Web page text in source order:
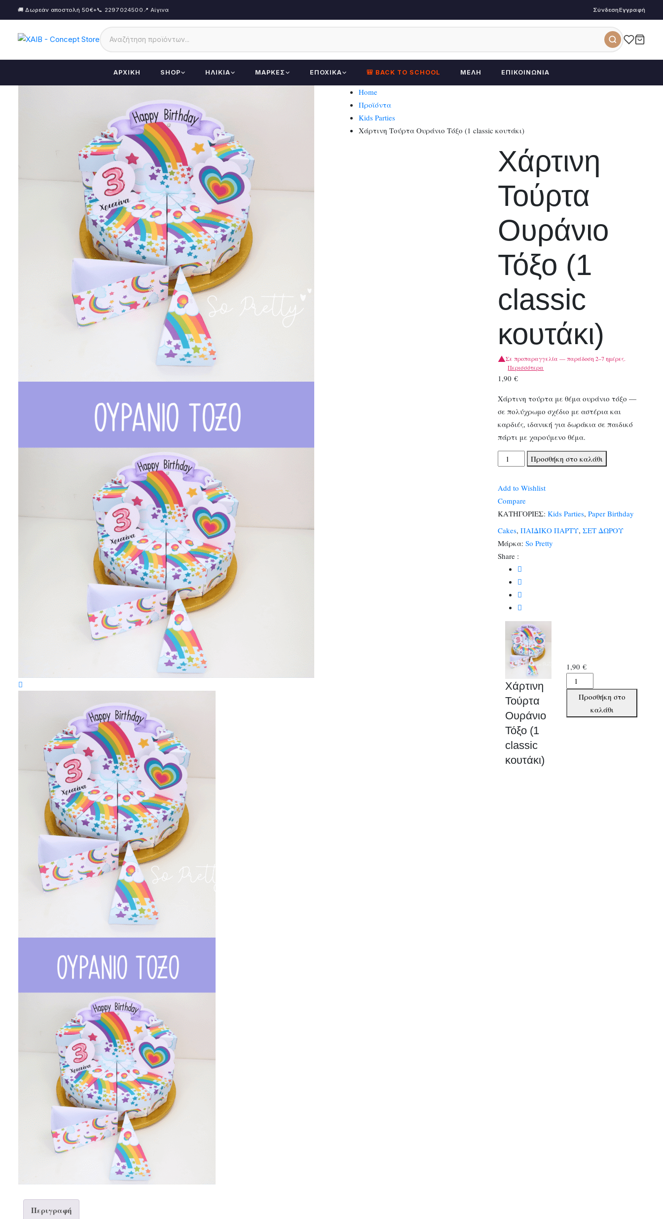
🚚 Δωρεάν αποστολή 50€+📞 2297024500 📍 Αίγινα ΣύνδεσηΕγγραφή
ΑΡΧΙΚΉ SHOP ΗΛΙΚΊΑ ΜΆΡΚΕΣ ΕΠΟΧΙΚΆ 🎒 BACK TO SCHOOL ΜΈΛΗ ΕΠΙΚΟΙΝΩΝΊΑ
Home
Προϊόντα
Kids Parties
Χάρτινη Τούρτα Ουράνιο Τόξο (1 classic κουτάκι)
Χάρτινη
Τούρτα
Ουράνιο
Τόξο (1
classic
κουτάκι)
Σε προπαραγγελία — παράδοση 2–7 ημέρες.
Περισσότερα
1,90€
Χάρτινη τούρτα με θέμα ουράνιο τόξο —
σε πολύχρωμο σχέδιο με αστέρια και
καρδιές, ιδανική για δωράκια σε παιδικό
πάρτι με χαρούμενο θέμα.
Χάρτινη
Τούρτα
κουτάκι)
ποσότητα
Προσθήκη στο καλάθι
Add to Wishlist
Compare
ΚΑΤΗΓΟΡΙΕΣ: Kids Parties,Paper Birthday
Cakes,ΠΑΙΔΙΚΟ ΠΑΡΤΥ,ΣΕΤ ΔΩΡΟΥ
Μάρκα:So Pretty
Share :
Χάρτινη
Τούρτα
Ουράνιο
Τόξο (1
classic
κουτάκι)
1,90€
Χάρτινη
Τούρτα
Τόξο
Προσθήκη στο
καλάθι
Περιγραφή